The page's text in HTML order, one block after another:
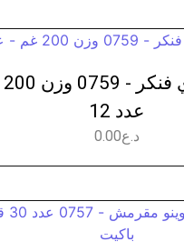
عدد 12
د.ع0.00